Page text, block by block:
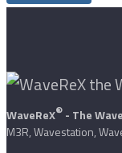
WaveReX® - The
M3R, Wavestation,